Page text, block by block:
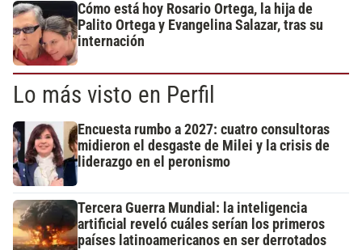
Cómo está hoy Rosario Ortega, la hija de
Palito Ortega y Evangelina Salazar, tras su
internación
Lo más visto en Perfil
Encuesta rumbo a 2027: cuatro consultoras
midieron el desgaste de Milei y la crisis de
liderazgo en el peronismo
Tercera Guerra Mundial: la inteligencia
artificial reveló cuáles serían los primeros
países latinoamericanos en ser derrotados